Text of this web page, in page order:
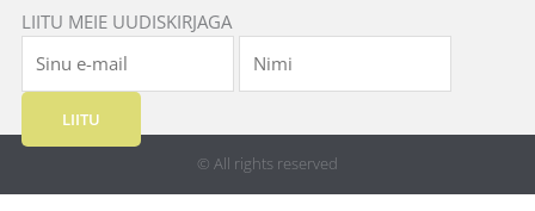
LIITU MEIE UUDISKIRJAGA
LIITU
© All rights reserved